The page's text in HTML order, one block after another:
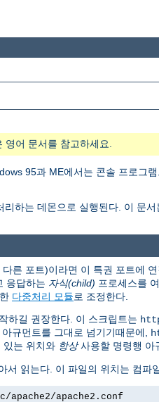
영어 문서를 참고하세요.
95과 ME에서는 콘솔 프로그
하는 데몬으로 실행된다. 이 문서
른 포트)이라면 이 특권 포트에
응답하는 자식(child) 프로세스를
다중처리 모듈로 조정한다.
하길 권장한다. 이 스크립트는
규먼트를 그대로 넘기기때문에,
있는 위치와 항상사용할 명령행 아
서 읽는다. 이 파일의 위치는 컴파
apache2.conf